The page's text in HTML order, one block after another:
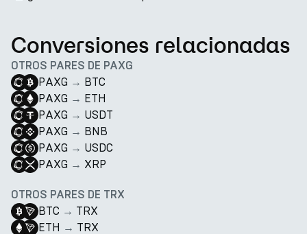
Conversiones relacionadas
OTROS PARES DE PAXG
PAXG → BTC
PAXG → ETH
PAXG → USDT
PAXG → BNB
PAXG → USDC
PAXG → XRP
OTROS PARES DE TRX
BTC → TRX
ETH → TRX